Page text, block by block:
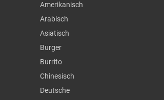
Amerikanisch
Arabisch
Asiatisch
Burger
Burrito
Chinesisch
Deutsche